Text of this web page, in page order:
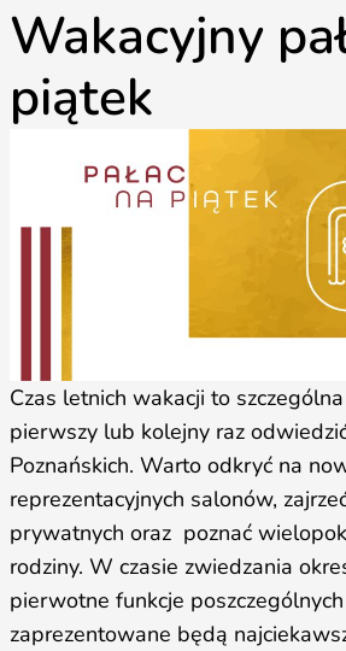
Wakacyjny
piątek
Czas letnich wakacji to
pierwszy lub kolejny raz
Poznańskich. Warto odkryć na
reprezentacyjnych salonów,
prywatnych oraz poznać
rodziny. W czasie zwiedzania
pierwotne funkcje
zaprezentowane będą